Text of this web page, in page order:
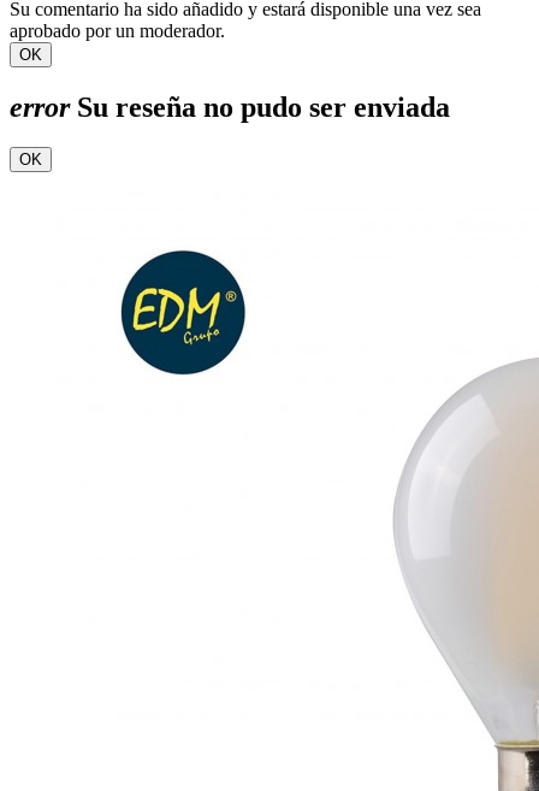
Su comentario ha sido añadido y estará disponible una vez sea
aprobado por un moderador.
OK
errorSu reseña no pudo ser enviada
OK